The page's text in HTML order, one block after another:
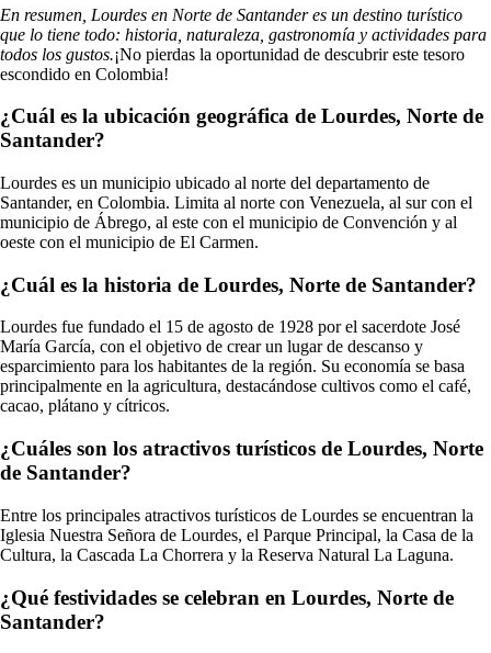
En resumen, Lourdes en Norte de Santander es un destino turístico
que lo tiene todo: historia, naturaleza, gastronomía y actividades para
todos los gustos.¡No pierdas la oportunidad de descubrir este tesoro
escondido en Colombia!
¿Cuál es la ubicación geográfica de Lourdes, Norte de
Santander?
Lourdes es un municipio ubicado al norte del departamento de
Santander, en Colombia. Limita al norte con Venezuela, al sur con el
municipio de Ábrego, al este con el municipio de Convención y al
oeste con el municipio de El Carmen.
¿Cuál es la historia de Lourdes, Norte de Santander?
Lourdes fue fundado el 15 de agosto de 1928 por el sacerdote José
María García, con el objetivo de crear un lugar de descanso y
esparcimiento para los habitantes de la región. Su economía se basa
principalmente en la agricultura, destacándose cultivos como el café,
cacao, plátano y cítricos.
¿Cuáles son los atractivos turísticos de Lourdes, Norte
de Santander?
Entre los principales atractivos turísticos de Lourdes se encuentran la
Iglesia Nuestra Señora de Lourdes, el Parque Principal, la Casa de la
Cultura, la Cascada La Chorrera y la Reserva Natural La Laguna.
¿Qué festividades se celebran en Lourdes, Norte de
Santander?